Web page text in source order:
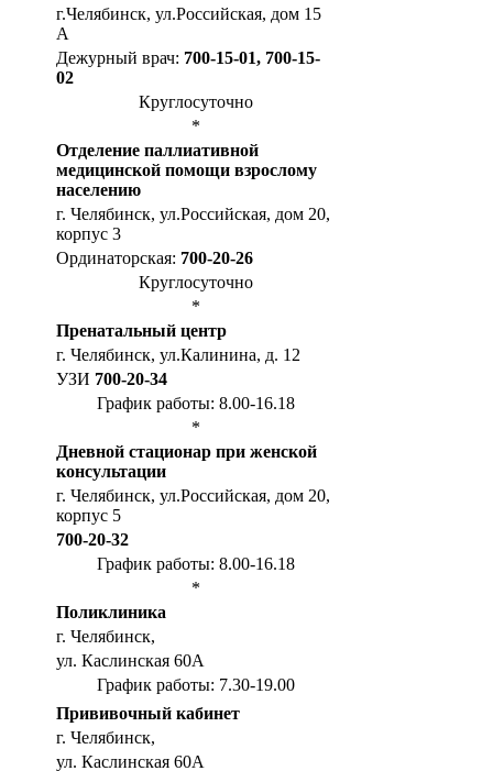
г.Челябинск, ул.Российская, дом 15
А
Дежурный врач: 700-15-01, 700-15-
02
Круглосуточно
*
Отделение паллиативной
медицинской помощи взрослому
населению
г. Челябинск, ул.Российская, дом 20,
корпус 3
Ординаторская: 700-20-26
Круглосуточно
*
Пренатальный центр
г. Челябинск, ул.Калинина, д. 12
УЗИ 700-20-34
График работы: 8.00-16.18
*
Дневной стационар при женской
консультации
г. Челябинск, ул.Российская, дом 20,
корпус 5
700-20-32
График работы: 8.00-16.18
*
Поликлиника
г. Челябинск,
ул. Каслинская 60А
График работы: 7.30-19.00
Прививочный кабинет
г. Челябинск,
ул. Каслинская 60А